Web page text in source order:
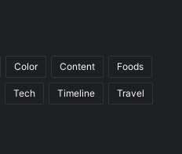
Color Content Foods
Tech Timeline Travel